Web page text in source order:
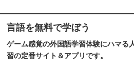
言語を無料で学ぼう
ゲーム感覚の外国語学習体験にハマる
習の定番サイト＆アプリです。